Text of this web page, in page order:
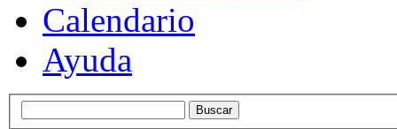
Calendario
Ayuda